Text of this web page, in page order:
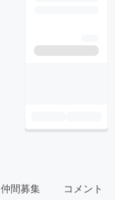
仲間募集 コメント